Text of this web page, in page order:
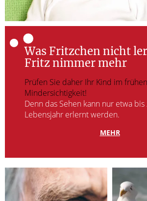
Was Fritzchen nicht
Fritz nimmer mehr
Prüfen Sie daher Ihr Kind im
Mindersichtigkeit!
Denn das Sehen kann nur etwa bis
Lebensjahr erlernt werden.
MEHR